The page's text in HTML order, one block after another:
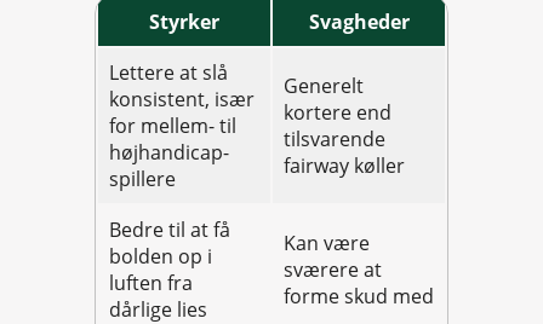
Styrker
Svagheder
Lettere at slå
konsistent, især
for mellem- til
højhandicap-
spillere
Generelt
kortere end
tilsvarende
fairway køller
Bedre til at få
bolden op i
luften fra
dårlige lies
Kan være
sværere at
forme skud med